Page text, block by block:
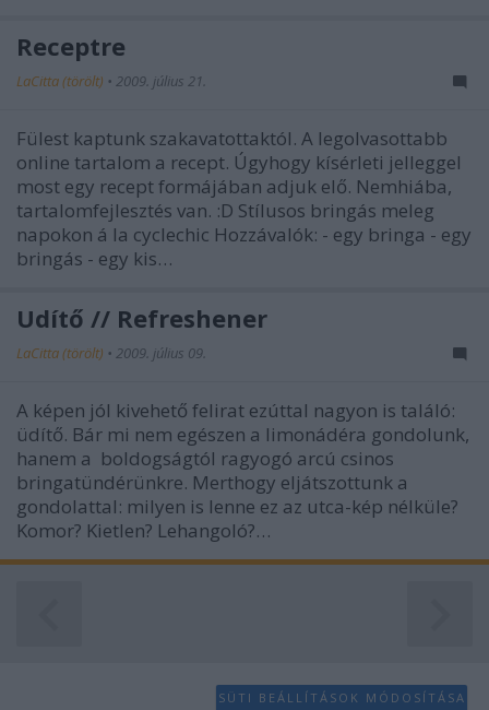
Receptre
LaCitta (törölt) • 2009. július 21.
Fülest kaptunk szakavatottaktól. A legolvasottabb
online tartalom a recept. Úgyhogy kísérleti jelleggel
most egy recept formájában adjuk elő. Nemhiába,
tartalomfejlesztés van. :D Stílusos bringás meleg
napokon á la cyclechic Hozzávalók: - egy bringa - egy
bringás - egy kis…
Üdítő // Refreshener
LaCitta (törölt) • 2009. július 09.
A képen jól kivehető felirat ezúttal nagyon is találó:
üdítő. Bár mi nem egészen a limonádéra gondolunk,
hanem a boldogságtól ragyogó arcú csinos
bringatündérünkre. Merthogy eljátszottunk a
gondolattal: milyen is lenne ez az utca-kép nélküle?
Komor? Kietlen? Lehangoló?…
SÜTI BEÁLLÍTÁSOK MÓDOSÍTÁSA